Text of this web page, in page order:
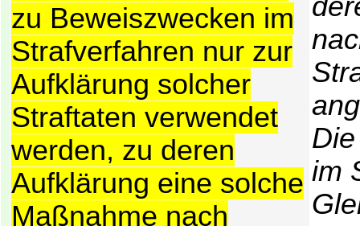
zu Beweiszwecken im
Strafverfahren nur zur
Aufklärung solcher
Straftaten verwendet
werden, zu deren
Aufklärung eine solche
Maßnahme nach
im